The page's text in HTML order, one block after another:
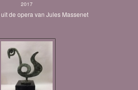
2017
de opera van Jules Massenet